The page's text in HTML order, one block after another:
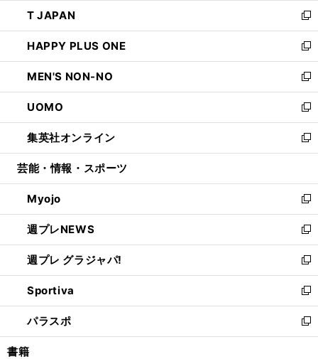
く
で
開
く
ド
ウ
で
開
く
ィ
ン
ド
ウ
で
開
く
し
い
ウ
ィ
ン
ド
ウ
で
開
く
T JAPAN
新
し
い
ウ
ィ
ン
ド
ウ
で
開
HAPPY PLUS ONE
新
し
い
ウ
ィ
ン
ド
ウ
開
く
MEN'S NON-NO
新
し
い
ウ
ィ
ン
ウ
で
開
く
UOMO
新
し
い
ウ
ン
ド
ウ
で
開
く
集英社オンライン
新
し
ウ
ィ
ン
ド
ウ
で
開
く
芸能・情報・スポーツ
Myojo
新
し
い
ウ
ィ
ン
ド
ウ
で
開
週プレNEWS
新
し
い
ウ
ィ
ン
ド
ウ
週プレ グラジャパ!
新
し
い
ウ
ィ
ン
Sportiva
新
し
い
ウ
パラスポ
新
し
書籍